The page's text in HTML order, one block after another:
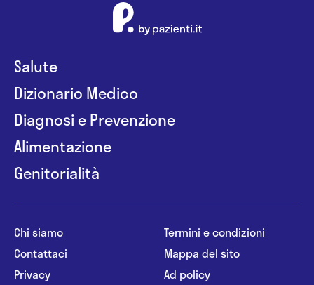
Salute
Dizionario Medico
Diagnosi e Prevenzione
Alimentazione
Genitorialità
Chi siamo
Contattaci
Privacy
Termini e condizioni
Mappa del sito
Ad policy